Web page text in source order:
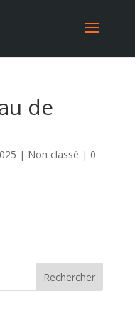
de
| Non classé | 0